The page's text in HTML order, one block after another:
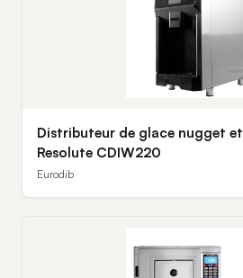
Distributeur de glace nugget
Resolute CDIW220
Eurodib